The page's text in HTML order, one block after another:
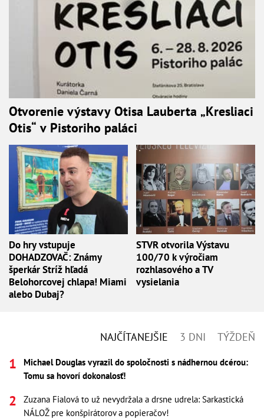
Otvorenie výstavy Otisa Lauberta „Kresliaci
Otis“ v Pistoriho paláci
Do hry vstupuje
DOHADZOVAČ: Známy
šperkár Stríž hľadá
Belohorcovej chlapa! Miami
alebo Dubaj?
STVR otvorila Výstavu
100/70 k výročiam
rozhlasového a TV
vysielania
NAJČÍTANEJŠIE 3 DNI TÝŽDEŇ
Michael Douglas vyrazil do spoločnosti s nádhernou dcérou:
Tomu sa hovorí dokonalosť!
Zuzana Fialová to už nevydržala a drsne udrela: Sarkastická
NÁLOŽ pre konšpirátorov a popieračov!